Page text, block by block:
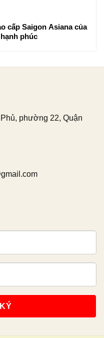
cấp Saigon Asiana của
phúc
phường 22, Quận